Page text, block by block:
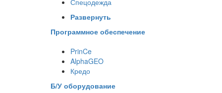
Спецодежда
Развернуть
Программное обеспечение
PrinCe
AlphaGEO
Кредо
Б/У оборудование